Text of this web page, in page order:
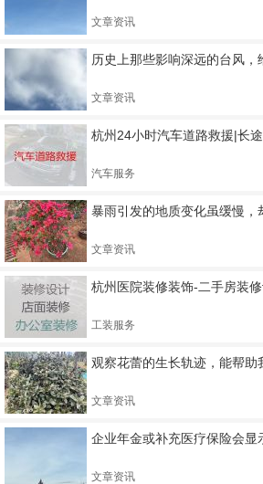
文章资讯
历史上那些影响深远的台风，
文章资讯
杭州24小时汽车道路救援|长途
汽车服务
暴雨引发的地质变化虽缓慢，
文章资讯
杭州医院装修装饰-二手房装修
工装服务
观察花蕾的生长轨迹，能帮助
文章资讯
企业年金或补充医疗保险会显
文章资讯